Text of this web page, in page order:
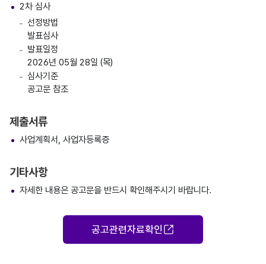
2차 심사
선정방법
발표심사
발표일정
2026년 05월 28일 (목)
심사기준
공고문 참조
제출서류
사업계획서, 사업자등록증
기타사항
자세한 내용은 공고문을 반드시 확인해주시기 바랍니다.
공고관련자료확인